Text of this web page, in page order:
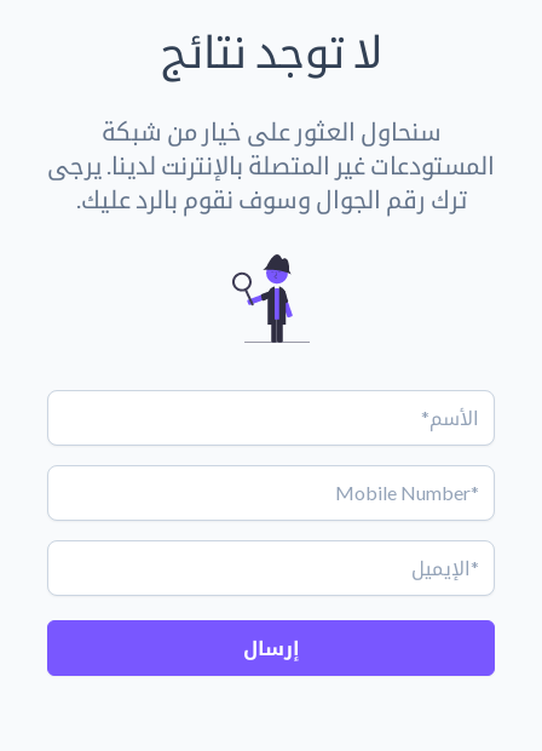
لا توجد نتائج
سنحاول العثور على خيار من شبكة
المستودعات غير المتصلة بالإنترنت لدينا. يرجى
ترك رقم الجوال وسوف نقوم بالرد عليك.
إرسال